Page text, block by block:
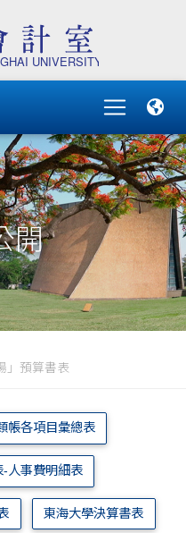
開
」預算書表
帳各項目彙總表
人事費明細表
東海大學決算書表